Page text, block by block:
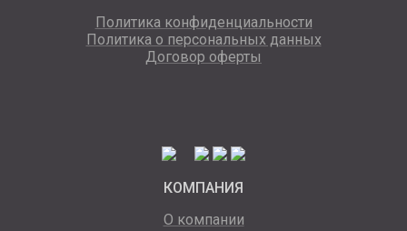
Политика конфиденциальности
Политика о персональных данных
Договор оферты
КОМПАНИЯ
О компании